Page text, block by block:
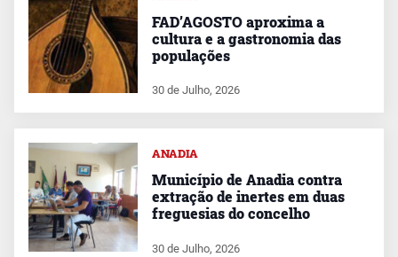
FAD’AGOSTO aproxima a
cultura e a gastronomia das
populações
30 de Julho, 2026
ANADIA
Município de Anadia contra
extração de inertes em duas
freguesias do concelho
30 de Julho, 2026